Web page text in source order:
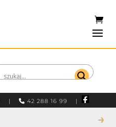
| 42 288 16 99 |
→